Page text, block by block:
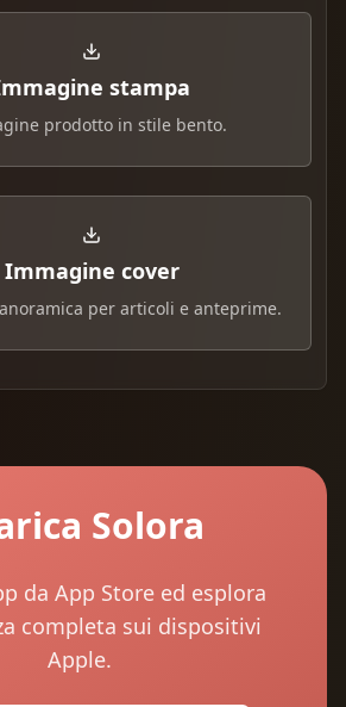
stampa
prodotto in stile bento.
Immagine cover
per articoli e anteprime.
Solora
da App Store ed esplora
completa sui dispositivi
Apple.